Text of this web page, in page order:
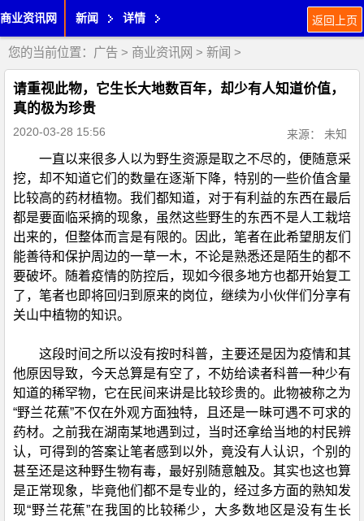
商业资讯网 新闻 详情 返回上页
您的当前位置： 广告 > 商业资讯网 > 新闻 >
请重视此物，它生长大地数百年，却少有人知道价值，
真的极为珍贵
2020-03-28 15:56 来源： 未知
一直以来很多人以为野生资源是取之不尽的，便随意采
挖，却不知道它们的数量在逐渐下降，特别的一些价值含量
比较高的药材植物。我们都知道，对于有利益的东西在最后
都是要面临采摘的现象，虽然这些野生的东西不是人工栽培
出来的，但整体而言是有限的。因此，笔者在此希望朋友们
能善待和保护周边的一草一木，不论是熟悉还是陌生的都不
要破坏。随着疫情的防控后，现如今很多地方也都开始复工
了，笔者也即将回归到原来的岗位，继续为小伙伴们分享有
关山中植物的知识。
这段时间之所以没有按时科普，主要还是因为疫情和其
他原因导致，今天总算是有空了，不妨给读者科普一种少有
知道的稀罕物，它在民间来讲是比较珍贵的。此物被称之为
“野兰花蕉”不仅在外观方面独特，且还是一昧可遇不可求的
药材。之前我在湖南某地遇到过，当时还拿给当地的村民辨
认，可得到的答案让笔者感到以外，竟没有人认识，个别的
甚至还是这种野生物有毒，最好别随意触及。其实也这也算
是正常现象，毕竟他们都不是专业的，经过多方面的熟知发
现“野兰花蕉”在我国的比较稀少，大多数地区是没有生长